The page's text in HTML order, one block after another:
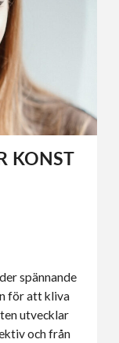
KONST
spännande
för att kliva
utvecklar
och från